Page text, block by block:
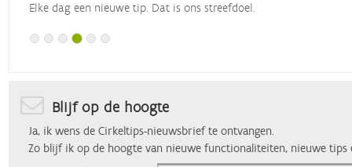
Elke dag een nieuwe tip. Dat is ons streefdoel.
Blijf op de hoogte
Ja, ik wens de Cirkeltips-nieuwsbrief te ontvangen.
Zo blijf ik op de hoogte van nieuwe functionaliteiten, nieuwe tips